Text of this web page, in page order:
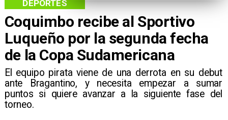
Coquimbo recibe al Sportivo
Luqueño por la segunda fecha
de la Copa Sudamericana
​El equipo pirata viene de una derrota en su debut
ante Bragantino, y necesita empezar a sumar
puntos si quiere avanzar a la siguiente fase del
torneo.
DEPORTES